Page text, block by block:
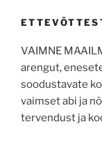
VAIMNE
arengut,
soodustavate
vaimset abi ja
tervendust ja